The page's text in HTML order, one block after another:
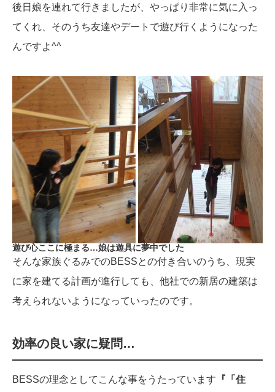
後日娘を連れて行きましたが、やっぱり非常に気に入っ
てくれ、そのうち友達やデートで遊び行くようになった
んですよ^^
遊び心ここに極まる…娘は遊具に夢中でした
そんな家族ぐるみでのBESSとの付き合いのうち、現実
に家を建てる計画が進行しても、他社での新居の建築は
考えられないようになっていったのです。
効率の良い家に疑問…
BESSの理念としてこんな事をうたっています 『「住